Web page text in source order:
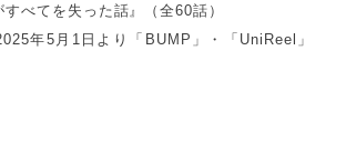
すべてを失った話』（全60話）
年5月1日より「BUMP」・「UniReel」